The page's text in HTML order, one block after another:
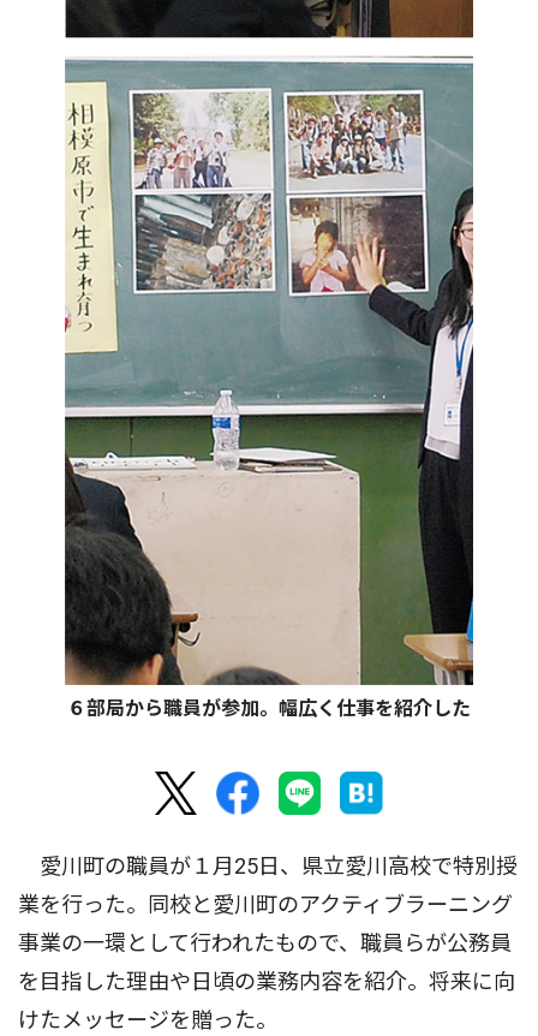
６部局から職員が参加。幅広く仕事を紹介した
愛川町の職員が１月25日、県立愛川高校で特別授
業を行った。同校と愛川町のアクティブラーニング
事業の一環として行われたもので、職員らが公務員
を目指した理由や日頃の業務内容を紹介。将来に向
けたメッセージを贈った。